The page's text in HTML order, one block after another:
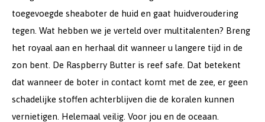
toegevoegde sheaboter de huid en gaat huidveroudering
tegen. Wat hebben we je verteld over multitalenten? Breng
het royaal aan en herhaal dit wanneer u langere tijd in de
zon bent. De Raspberry Butter is reef safe. Dat betekent
dat wanneer de boter in contact komt met de zee, er geen
schadelijke stoffen achterblijven die de koralen kunnen
vernietigen. Helemaal veilig. Voor jou en de oceaan.